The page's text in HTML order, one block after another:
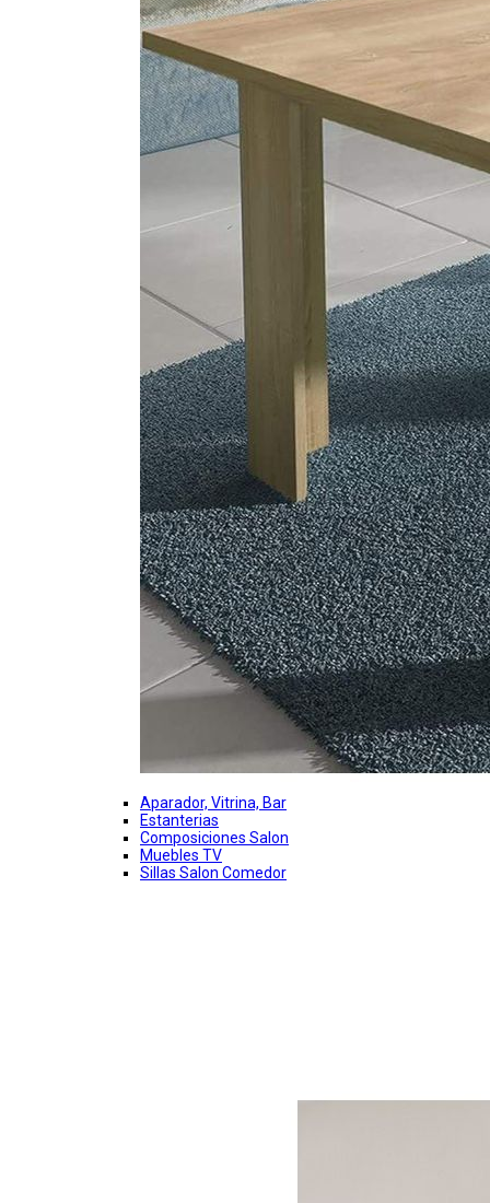
Aparador, Vitrina, Bar
Estanterias
Composiciones Salon
Muebles TV
Sillas Salon Comedor